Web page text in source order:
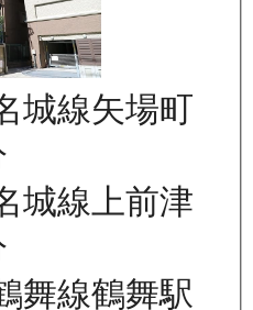
城線矢場町
城線上前津
舞線鶴舞駅